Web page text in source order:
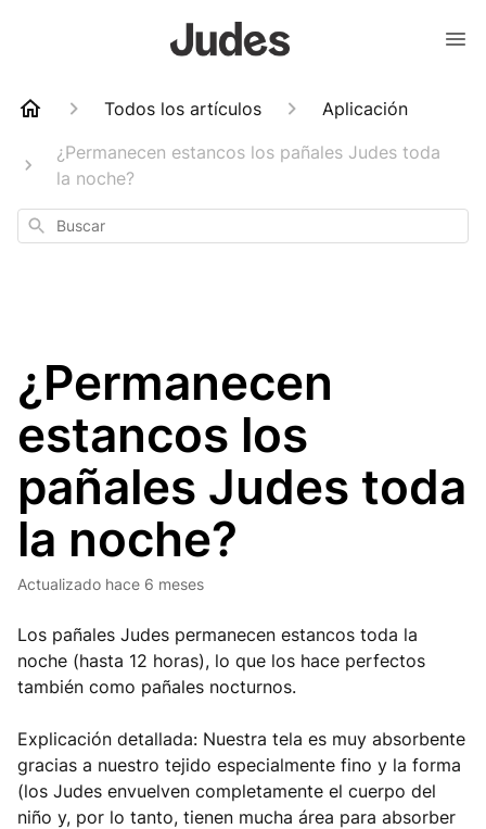
Todos los artículos
Aplicación
¿Permanecen estancos los pañales Judes toda
la noche?
Buscar
¿Permanecen
estancos los
pañales Judes toda
la noche?
Actualizado hace 6 meses
Los pañales Judes permanecen estancos toda la
noche (hasta 12 horas), lo que los hace perfectos
también como pañales nocturnos.
Explicación detallada: Nuestra tela es muy absorbente
gracias a nuestro tejido especialmente fino y la forma
(los Judes envuelven completamente el cuerpo del
niño y, por lo tanto, tienen mucha área para absorber